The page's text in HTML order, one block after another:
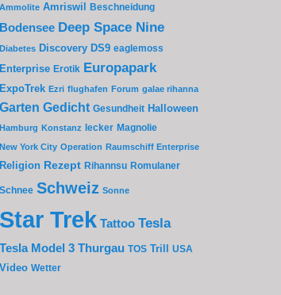
Ammolite Amriswil Beschneidung
Bodensee Deep Space Nine
Diabetes Discovery DS9 eaglemoss
Enterprise Erotik Europapark
ExpoTrek Ezri flughafen Forum galae rihanna
Garten Gedicht Gesundheit Halloween
Hamburg Konstanz lecker Magnolie
New York City Operation Raumschiff Enterprise
Religion Rezept Rihannsu Romulaner
Schnee Schweiz Sonne
Star Trek Tattoo Tesla
Tesla Model 3 Thurgau TOS Trill USA
Video Wetter